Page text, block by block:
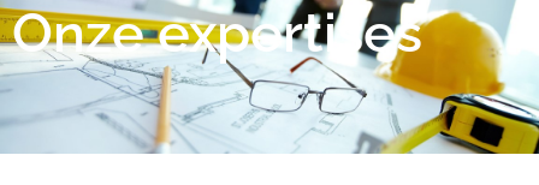
Onze expertises